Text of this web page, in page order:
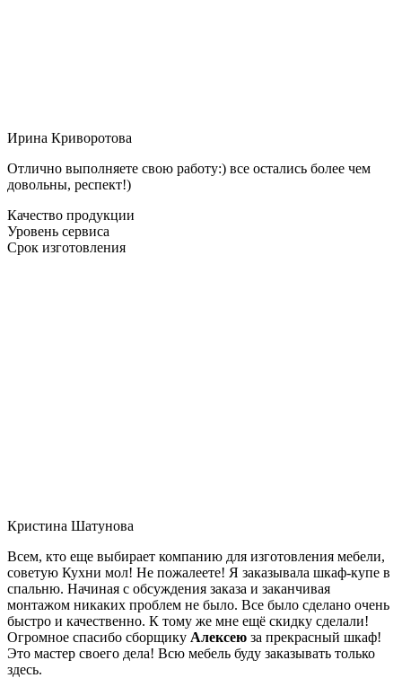
Ирина Криворотова
Отлично выполняете свою работу:) все остались более чем
довольны, респект!)
Качество продукции
Уровень сервиса
Срок изготовления
Кристина Шатунова
Всем, кто еще выбирает компанию для изготовления мебели,
советую Кухни мол! Не пожалеете! Я заказывала шкаф-купе в
спальню. Начиная с обсуждения заказа и заканчивая
монтажом никаких проблем не было. Все было сделано очень
быстро и качественно. К тому же мне ещё скидку сделали!
Огромное спасибо сборщику Алексею за прекрасный шкаф!
Это мастер своего дела! Всю мебель буду заказывать только
здесь.